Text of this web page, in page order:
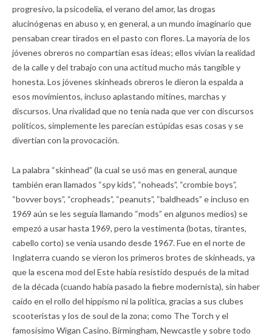
progresivo, la psicodelia, el verano del amor, las drogas
alucinógenas en abuso y, en general, a un mundo imaginario que
pensaban crear tirados en el pasto con flores. La mayoría de los
jóvenes obreros no compartían esas ideas; ellos vivían la realidad
de la calle y del trabajo con una actitud mucho más tangible y
honesta. Los jóvenes skinheads obreros le dieron la espalda a
esos movimientos, incluso aplastando mítines, marchas y
discursos. Una rivalidad que no tenía nada que ver con discursos
políticos, simplemente les parecían estúpidas esas cosas y se
divertían con la provocación.
La palabra “skinhead” (la cual se usó mas en general, aunque
también eran llamados “spy kids”, “noheads”, “crombie boys”,
“bovver boys”, “cropheads”, “peanuts”, “baldheads” e incluso en
1969 aún se les seguía llamando “mods” en algunos medios) se
empezó a usar hasta 1969, pero la vestimenta (botas, tirantes,
cabello corto) se venía usando desde 1967. Fue en el norte de
Inglaterra cuando se vieron los primeros brotes de skinheads, ya
que la escena mod del Este había resistido después de la mitad
de la década (cuando había pasado la fiebre modernista), sin haber
caído en el rollo del hippismo ni la política, gracias a sus clubes
scooteristas y los de soul de la zona; como The Torch y el
famosísimo Wigan Casino. Birmingham, Newcastle y sobre todo